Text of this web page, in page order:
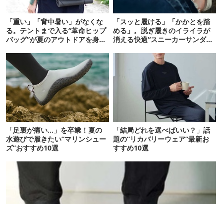
「重い」「背中暑い」がなくな
る。テントまで入る“革命ヒップ
バッグ”が夏のアウトドアを身軽
「スッと履ける」「かかとを踏
める」。脱ぎ履きのイライラが
消える快適“スニーカーサンダ
「足裏が痛い…」を卒業！夏の
水遊びで履きたい“マリンシュー
ズ”おすすめ10選
「結局どれを選べばいい？」話
題の“リカバリーウェア”最新お
すすめ10選